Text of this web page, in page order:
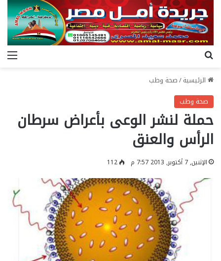
الرئيسية/صحة وطب
صحة وطب
حملة لنشر الوعى بأعراض سرطان
الرأس والعنق
الإثنين, 7 أكتوبر, 2013 7:57 م 112